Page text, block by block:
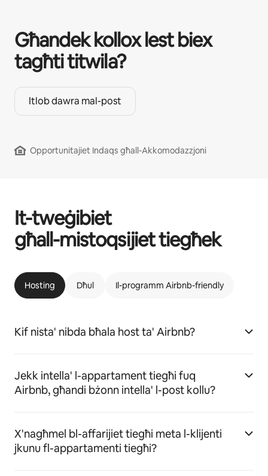
Għandek kollox lest biex
tagħti titwila?
Itlob dawra mal-post
Opportunitajiet Indaqs għall-Akkomodazzjoni
It-tweġibiet
għall-mistoqsijiet tiegħek
Hosting Dħul Il-programm Airbnb-friendly
Kif nista' nibda bħala host ta' Airbnb?
Jekk intella' l-appartament tiegħi fuq
Airbnb, għandi bżonn intella' l-post kollu?
X'nagħmel bl-affarijiet tiegħi meta l-klijenti
jkunu fl-appartamenti tiegħi?